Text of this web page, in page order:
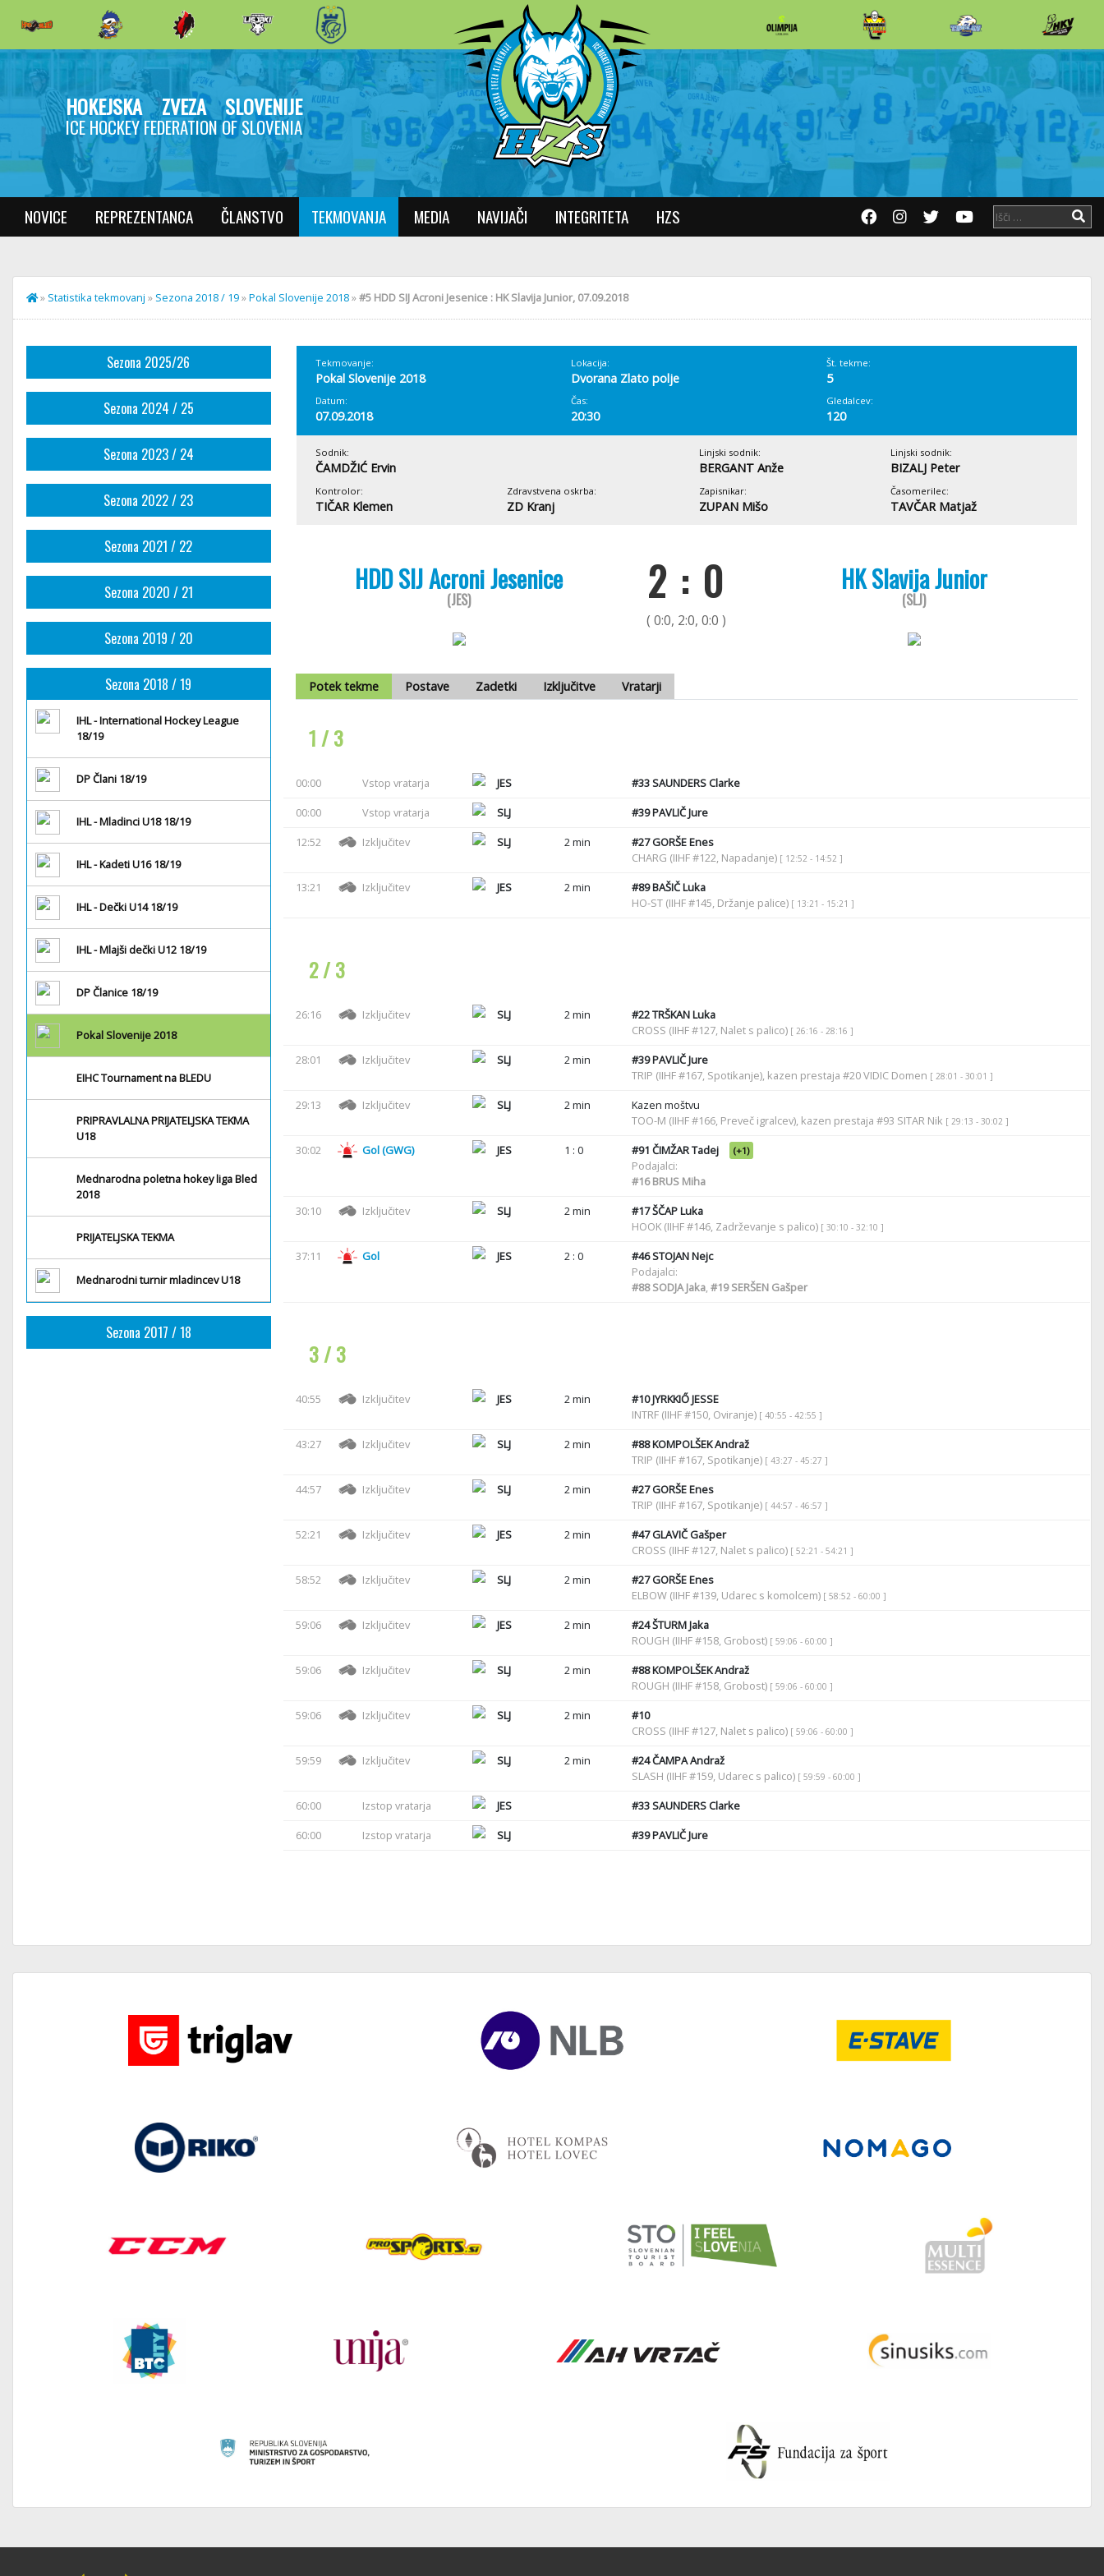
HOKEJSKA ZVEZA SLOVENIJE
ICE HOCKEY FEDERATION OF SLOVENIA
NOVICE REPREZENTANCA ČLANSTVO TEKMOVANJA MEDIA NAVIJAČI INTEGRITETA HZS
» Statistika tekmovanj » Sezona 2018 / 19»Pokal Slovenije 2018»#5 HDD SIJ Acroni Jesenice : HK Slavija Junior, 07.09.2018
Sezona 2025/26
Sezona 2024 / 25
Sezona 2023 / 24
Sezona 2022 / 23
Sezona 2021 / 22
Sezona 2020 / 21
Sezona 2019 / 20
Sezona 2018 / 19
IHL - International Hockey League
18/19
DP Člani 18/19
IHL - Mladinci U18 18/19
IHL - Kadeti U16 18/19
IHL - Dečki U14 18/19
IHL - Mlajši dečki U12 18/19
DP Članice 18/19
Pokal Slovenije 2018
EIHC Tournament na BLEDU
PRIPRAVLALNA PRIJATELJSKA TEKMA
U18
Mednarodna poletna hokey liga Bled
2018
PRIJATELJSKA TEKMA
Mednarodni turnir mladincev U18
Sezona 2017 / 18
Tekmovanje:
Pokal Slovenije 2018
Lokacija:
Dvorana Zlato polje
Št. tekme:
5
Datum:
07.09.2018
Čas:
20:30
Gledalcev:
120
Sodnik:
ČAMDŽIĆ Ervin
Linjski sodnik:
BERGANT Anže
Linjski sodnik:
BIZALJ Peter
Kontrolor:
TIČAR Klemen
Zdravstvena oskrba:
ZD Kranj
Zapisnikar:
ZUPAN Mišo
Časomerilec:
TAVČAR Matjaž
HDD SIJ Acroni Jesenice
(JES) 2 : 0
( 0:0, 2:0, 0:0 )
HK Slavija Junior
(SLJ)
Potek tekme Postave Zadetki Izključitve Vratarji
1 / 3
00:00 Vstop vratarja JES #33SAUNDERS Clarke
00:00
Vstop vratarja SLJ #39PAVLIČ Jure
12:52
Izključitev SLJ 2 min #27GORŠE Enes
CHARG (IIHF #122, Napadanje) [ 12:52 - 14:52 ]
13:21 Izključitev JES 2 min #89BAŠIČ Luka
HO-ST (IIHF #145, Držanje palice) [ 13:21 - 15:21 ]
2 / 3
26:16 Izključitev SLJ 2 min #22TRŠKAN Luka
CROSS (IIHF #127, Nalet s palico) [ 26:16 - 28:16 ]
28:01 Izključitev SLJ 2 min #39PAVLIČ Jure
TRIP (IIHF #167, Spotikanje), kazen prestaja #20 VIDIC Domen [ 28:01 - 30:01 ]
29:13 Izključitev SLJ 2 min
Kazen moštvu
TOO-M (IIHF #166, Preveč igralcev), kazen prestaja #93 SITAR Nik [ 29:13 - 30:02 ]
30:02 Gol (GWG) JES 1 : 0 #91 ČIMŽAR Tadej (+1)
Podajalci:
#16BRUS Miha
30:10
Izključitev SLJ 2 min #17ŠČAP Luka
HOOK (IIHF #146, Zadrževanje s palico) [ 30:10 - 32:10 ]
37:11 Gol JES 2 : 0 #46STOJAN Nejc
Podajalci:
#88SODJA Jaka,#19SERŠEN Gašper
3 / 3
40:55 Izključitev JES 2 min #10JYRKKIŐ JESSE
INTRF (IIHF #150, Oviranje) [ 40:55 - 42:55 ]
43:27 Izključitev SLJ 2 min #88KOMPOLŠEK Andraž
TRIP (IIHF #167, Spotikanje) [ 43:27 - 45:27 ]
44:57 Izključitev SLJ 2 min #27GORŠE Enes
TRIP (IIHF #167, Spotikanje) [ 44:57 - 46:57 ]
52:21 Izključitev JES 2 min #47GLAVIČ Gašper
CROSS (IIHF #127, Nalet s palico) [ 52:21 - 54:21 ]
58:52 Izključitev SLJ 2 min #27GORŠE Enes
ELBOW (IIHF #139, Udarec s komolcem) [ 58:52 - 60:00 ]
59:06 Izključitev JES 2 min #24ŠTURM Jaka
ROUGH (IIHF #158, Grobost) [ 59:06 - 60:00 ]
59:06 Izključitev SLJ 2 min #88KOMPOLŠEK Andraž
ROUGH (IIHF #158, Grobost) [ 59:06 - 60:00 ]
59:06 Izključitev SLJ 2 min
#10
CROSS (IIHF #127, Nalet s palico) [ 59:06 - 60:00 ]
59:59 Izključitev SLJ 2 min #24ČAMPA Andraž
SLASH (IIHF #159, Udarec s palico) [ 59:59 - 60:00 ]
60:00 Izstop vratarja JES #33SAUNDERS Clarke
60:00
Izstop vratarja SLJ #39PAVLIČ Jure